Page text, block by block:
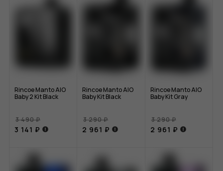
Rincoe Manto AIO
Baby 2 Kit Black
3 490 ₽
3 141 ₽
Rincoe Manto AIO
Baby Kit Black
3 290 ₽
2 961 ₽
Rincoe Manto AIO
Baby Kit Gray
3 290 ₽
2 961 ₽